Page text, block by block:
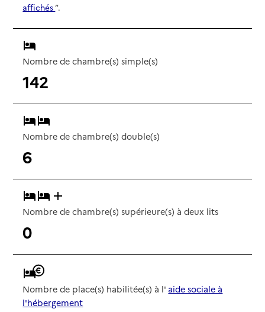
affichés”.
Nombre de chambre(s) simple(s)
142
Nombre de chambre(s) double(s)
6
Nombre de chambre(s) supérieure(s) à deux lits
0
Nombre de place(s) habilitée(s) à l' aide sociale à
l'hébergement